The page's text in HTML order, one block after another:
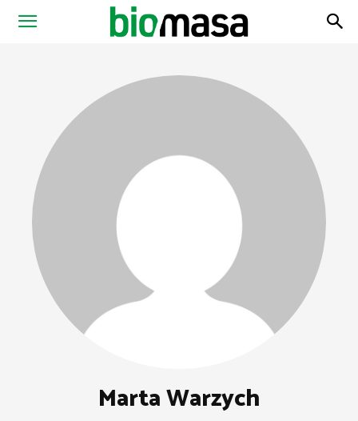
Magazyn
Marta Warzych